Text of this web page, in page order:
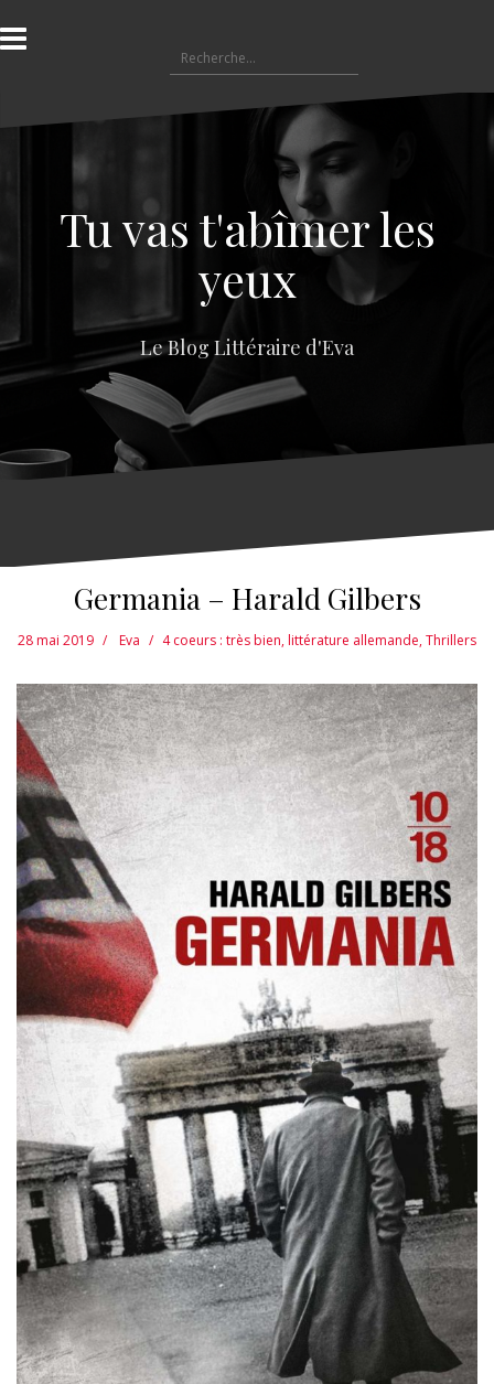
l
a
e
e
Tu vas t'abîmer les
yeux
Le Blog Littéraire d'Eva
Germania – Harald Gilbers
28 mai 2019 Eva 4 coeurs : très bien,littérature allemande,Thrillers